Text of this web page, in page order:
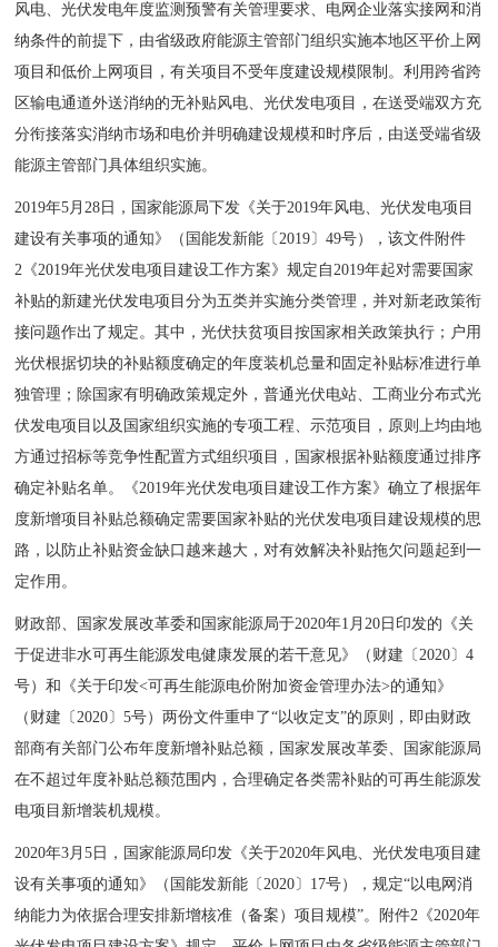
风电、光伏发电年度监测预警有关管理要求、电网企业落实接网和消
纳条件的前提下，由省级政府能源主管部门组织实施本地区平价上网
项目和低价上网项目，有关项目不受年度建设规模限制。利用跨省跨
区输电通道外送消纳的无补贴风电、光伏发电项目，在送受端双方充
分衔接落实消纳市场和电价并明确建设规模和时序后，由送受端省级
能源主管部门具体组织实施。
2019年5月28日，国家能源局下发《关于2019年风电、光伏发电项目
建设有关事项的通知》（国能发新能〔2019〕49号），该文件附件
2《2019年光伏发电项目建设工作方案》规定自2019年起对需要国家
补贴的新建光伏发电项目分为五类并实施分类管理，并对新老政策衔
接问题作出了规定。其中，光伏扶贫项目按国家相关政策执行；户用
光伏根据切块的补贴额度确定的年度装机总量和固定补贴标准进行单
独管理；除国家有明确政策规定外，普通光伏电站、工商业分布式光
伏发电项目以及国家组织实施的专项工程、示范项目，原则上均由地
方通过招标等竞争性配置方式组织项目，国家根据补贴额度通过排序
确定补贴名单。《2019年光伏发电项目建设工作方案》确立了根据年
度新增项目补贴总额确定需要国家补贴的光伏发电项目建设规模的思
路，以防止补贴资金缺口越来越大，对有效解决补贴拖欠问题起到一
定作用。
财政部、国家发展改革委和国家能源局于2020年1月20日印发的《关
于促进非水可再生能源发电健康发展的若干意见》（财建〔2020〕4
号）和《关于印发<可再生能源电价附加资金管理办法>的通知》
（财建〔2020〕5号）两份文件重申了“以收定支”的原则，即由财政
部商有关部门公布年度新增补贴总额，国家发展改革委、国家能源局
在不超过年度补贴总额范围内，合理确定各类需补贴的可再生能源发
电项目新增装机规模。
2020年3月5日，国家能源局印发《关于2020年风电、光伏发电项目建
设有关事项的通知》（国能发新能〔2020〕17号），规定“以电网消
纳能力为依据合理安排新增核准（备案）项目规模”。附件2《2020年